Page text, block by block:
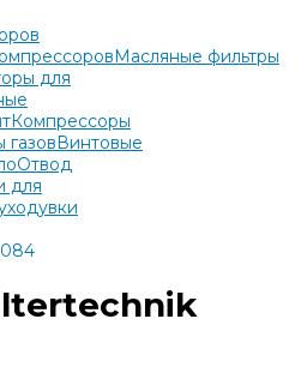
Масляные фильтры
для
Компрессоры
газовВинтовые
Отвод
для